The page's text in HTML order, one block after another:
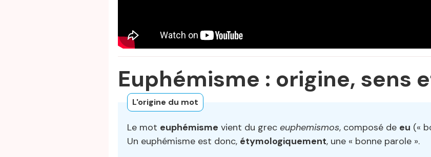
Euphémisme : origine, sens
L'origine du mot
Le mot euphémisme vient du grec euphemismos, composé de eu («
Un euphémisme est donc, étymologiquement, une « bonne parole ».